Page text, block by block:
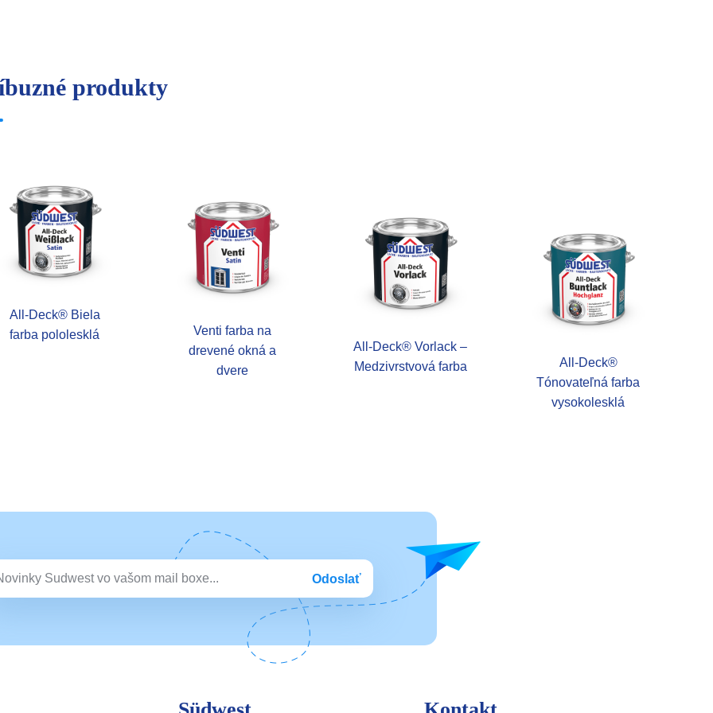
produkty
All-Deck® Biela
farba pololesklá
Venti farba na
drevené okná a
dvere
All-Deck® Vorlack –
Medzivrstvová farba
All-Deck®
Tónovateľná farba
vysokolesklá
Odoslať